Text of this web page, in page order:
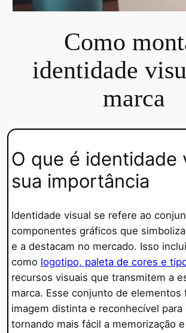
Como
identidade
marca
O que é identidade
sua importância
Identidade visual se refere ao
componentes gráficos que
e a destacam no mercado. Isso
como logotipo, paleta de cores e
recursos visuais que transmitem a
marca. Esse conjunto de elementos
imagem distinta e reconhecível para
tornando mais fácil a memorização